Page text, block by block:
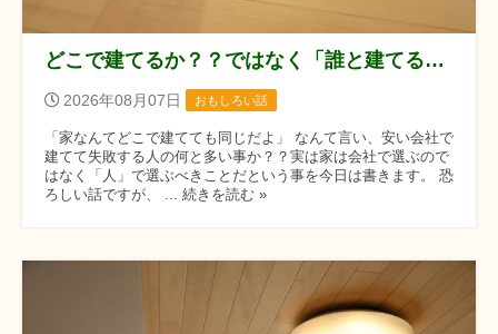
どこで建てるか？？ではなく「誰と建てるか？？」です！！
2026年08月07日 おもしろい話
「家なんてどこで建てても同じだよ」 なんて言い、安い会社で
建てて失敗する人の何と多い事か？？実は家は会社で選ぶので
はなく「人」で選ぶべきことだという事を今日は書きます。 恐
ろしい話ですが、 ... 続きを読む »